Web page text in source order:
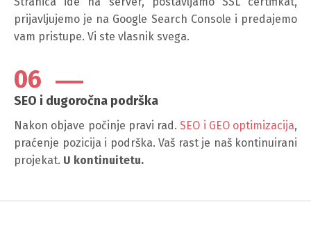
prijavljujemo je na Google Search Console i predajemo
vam pristupe. Vi ste vlasnik svega.
06
SEO i dugoročna podrška
Nakon objave počinje pravi rad.SEO i GEO optimizacija,
praćenje pozicija i podrška. Vaš rast je naš kontinuirani
projekat. U kontinuitetu.